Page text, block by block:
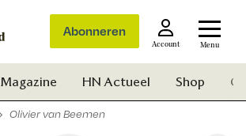
Abonneren
Account Menu
Magazine HN Actueel Shop
Olivier van Beemen